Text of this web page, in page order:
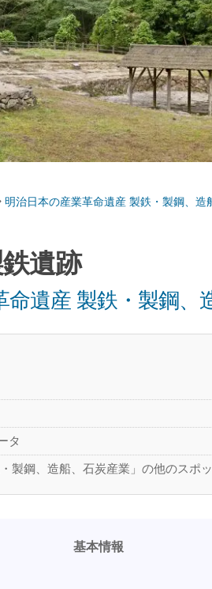
明治日本の産業革命遺産 製鉄・製鋼、造
遺跡
命遺産 製鉄・製鋼、
タ
製鋼、造船、石炭産業」の他のスポ
基本情報